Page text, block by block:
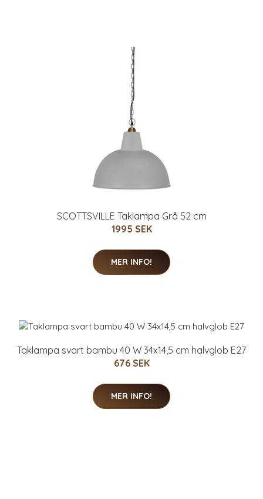
SCOTTSVILLE Taklampa Grå 52 cm
1995 SEK
MER INFO!
Taklampa svart bambu 40 W 34x14,5 cm halvglob E27
676 SEK
MER INFO!